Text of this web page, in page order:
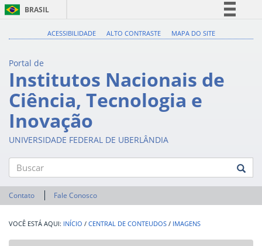
BRASIL
Acesso à informação
Legislação
ACESSIBILIDADE ALTO CONTRASTE MAPA DO SITE
Portal de
Institutos Nacionais de
Ciência, Tecnologia e
Inovação
UNIVERSIDADE FEDERAL DE UBERLÂNDIA
Buscar
Contato Fale Conosco
INÍCIO / CENTRAL DE CONTEUDOS / IMAGENS